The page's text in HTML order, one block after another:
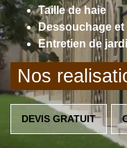
Taille de haie
Dessouchage
Entretien de
Nos
DEVIS GRATUIT